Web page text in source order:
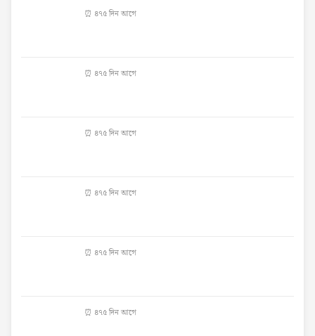
⏰ ৪৭৫ দিন আগে
⏰ ৪৭৫ দিন আগে
⏰ ৪৭৫ দিন আগে
⏰ ৪৭৫ দিন আগে
⏰ ৪৭৫ দিন আগে
⏰ ৪৭৫ দিন আগে